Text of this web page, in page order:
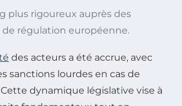
plus rigoureux auprès des
régulation européenne.
des acteurs a été accrue, avec
sanctions lourdes en cas de
dynamique législative vise à